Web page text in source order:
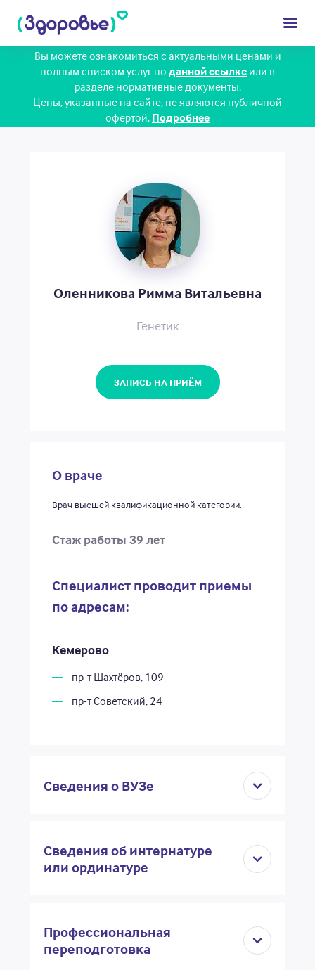
Вы можете ознакомиться с актуальными ценами и
полным списком услуг по данной ссылке или в
разделе нормативные документы.
Цены, указанные на сайте, не являются публичной
офертой. Подробнее
Взрослым
Детям
Пациенту
call_centr_2020@mail.ru
ЗАПИСАТЬСЯ НА ПРИЁМ
Оленникова Римма Витальевна
Генетик
ЗАПИСЬ НА ПРИЁМ
О враче
Врач высшей квалификационной категории.
Стаж работы 39 лет
Специалист проводит приемы
по адресам:
Кемерово
пр-т Шахтёров, 109
пр-т Советский, 24
Сведения о ВУЗе
Сведения об интернатуре
или ординатуре
Профессиональная
переподготовка